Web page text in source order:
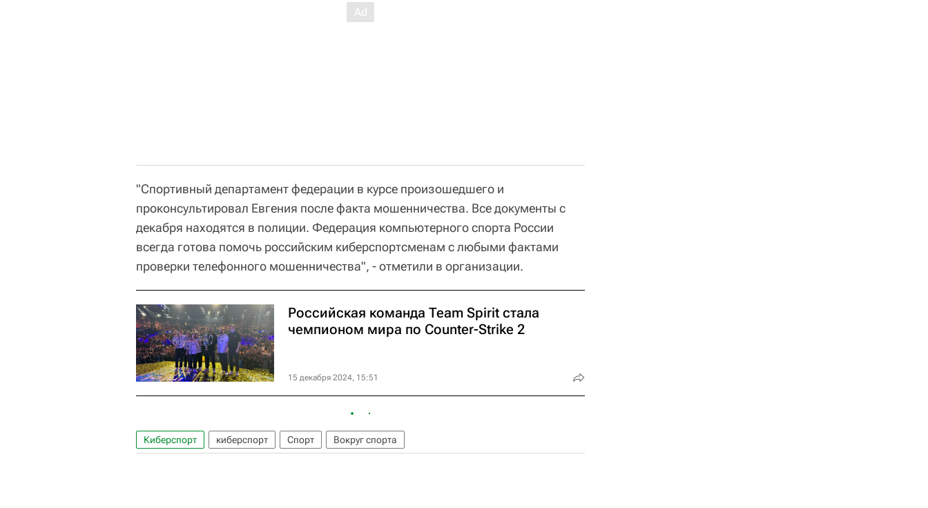
"Спортивный департамент федерации в курсе произошедшего и
проконсультировал Евгения после факта мошенничества. Все документы с
декабря находятся в полиции. Федерация компьютерного спорта России
всегда готова помочь российским киберспортсменам с любыми фактами
проверки телефонного мошенничества", - отметили в организации.
Российская команда Team Spirit стала
чемпионом мира по Counter-Strike 2
15 декабря 2024, 15:51
Киберспорт киберспорт Спорт Вокруг спорта